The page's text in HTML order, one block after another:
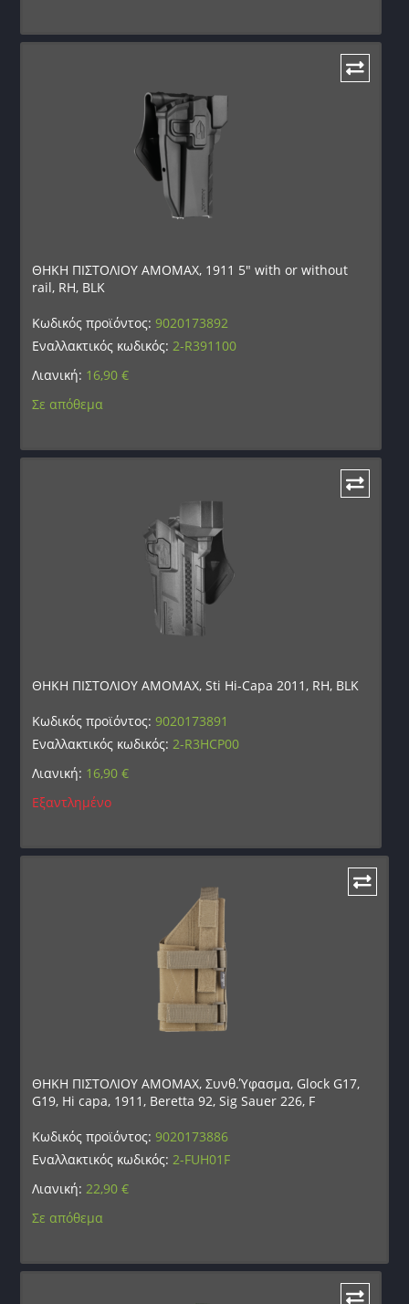
ΘΗΚΗ ΠΙΣΤΟΛΙΟΥ AMOMAX, 1911 5″ with or without
rail, RH, BLK
Κωδικός προϊόντος:9020173892
Εναλλακτικός κωδικός:2-R391100
Λιανική: 16,90€
Σε απόθεμα
ΘΗΚΗ ΠΙΣΤΟΛΙΟΥ AMOMAX, Sti Hi-Capa 2011, RH, BLK
Κωδικός προϊόντος:9020173891
Εναλλακτικός κωδικός:2-R3HCP00
Λιανική: 16,90€
Εξαντλημένο
ΘΗΚΗ ΠΙΣΤΟΛΙΟΥ AMOMAX, Συνθ.Ύφασμα, Glock G17,
G19, Hi capa, 1911, Beretta 92, Sig Sauer 226, F
Κωδικός προϊόντος:9020173886
Εναλλακτικός κωδικός:2-FUH01F
Λιανική:22,90€
Σε απόθεμα